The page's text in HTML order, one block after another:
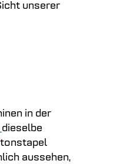
unserer
in der
dieselbe
aussehen,